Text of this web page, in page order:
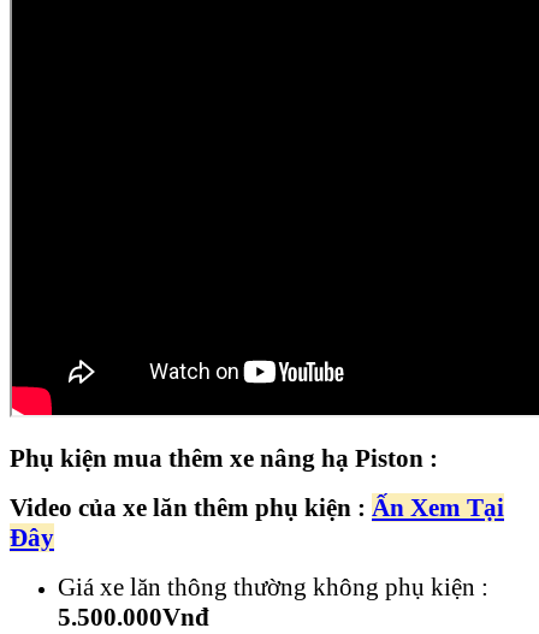
Phụ kiện mua thêm xe nâng hạ Piston :
Video của xe lăn thêm phụ kiện : Ấn Xem Tại
Đây
Giá xe lăn thông thường không phụ kiện :
5.500.000Vnđ